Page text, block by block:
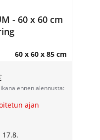
- 60 x 60 cm
60 x 60 x 85 cm
ennen alennusta:
ajan
17.8.